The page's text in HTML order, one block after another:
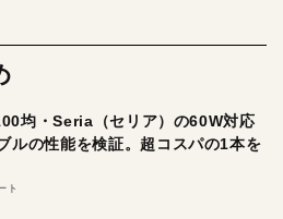
均・Seria（セリア）の60W対応
ルの性能を検証。超コスパの1本を
ト